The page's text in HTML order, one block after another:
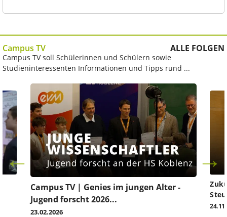
Campus TV ALLE FOLGEN
Campus TV soll Schülerinnen und Schülern sowie
Studieninteressenten Informationen und Tipps rund ...
Campus TV | Genies im jungen Alter -
Jugend forscht 2026...
23.02.2026